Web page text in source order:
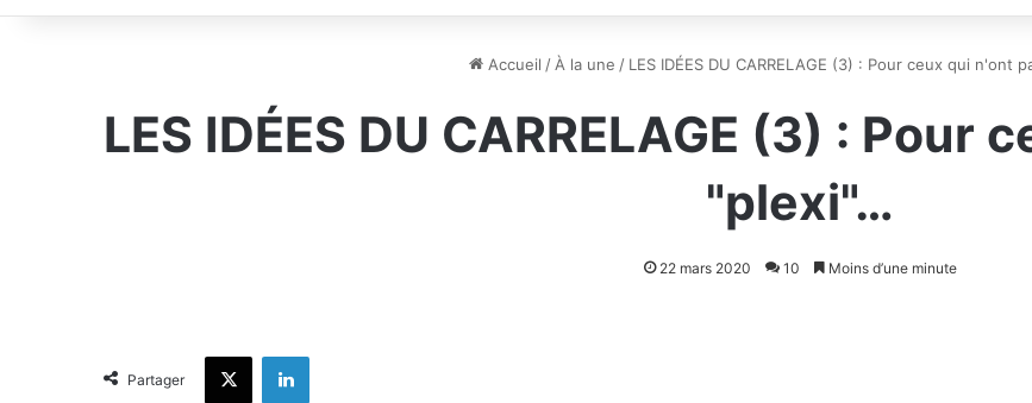
Accueil / À la une / LES IDÉES DU CARRELAGE (3) : Pour ceux qui n'ont
LES IDÉES DU CARRELAGE (3) : Pour
"plexi"…
22 mars 2020 10 Moins d’une minute
Partager
X Linkedin